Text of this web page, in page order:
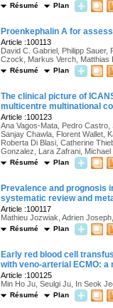
Résumé Plan
Proenkephalin A for
Article :100113
David C. Gabriel, Philipp
Czock, Markus Verch, Matthias
Résumé Plan
The clinical picture of
multicentre multinational
Article :100123
Ana Vagos-Mata, Pedro Castro,
Sanjay Chawla, Florent Wallet,
Roberta Di Blasi, Catherine
Gonzalez, Lara Zafrani,
Résumé Plan
Prevalence and prognosis
systematic review and
Article :100117
Mathieu Jozwiak, Adrien
Résumé Plan
Early red blood cell
with veno-arterial ECMO:
Article :100125
Min Ho Ju, Seulgi Ju, In Seok
Résumé Plan